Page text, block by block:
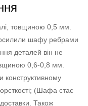
товщиною 0,5 мм.
шафу ребрами
деталей він не
0,6-0,8 мм.
конструктивному
(Шафа стає
Також